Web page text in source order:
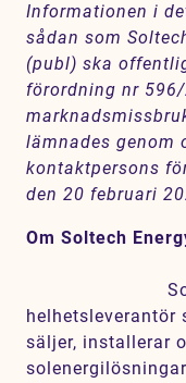
Informationen i
sådan som
(publ) ska
förordning nr
lämnades genom
kontaktpersons
den 20 februari
Om Soltech
helhetsleverantör
säljer, installerar